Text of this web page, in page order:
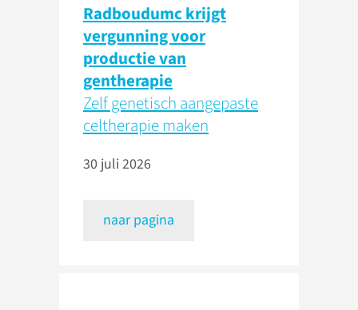
Radboudumc krijgt
vergunning voor
productie van
gentherapie
Zelf genetisch aangepaste
celtherapie maken
30 juli 2026
naar pagina